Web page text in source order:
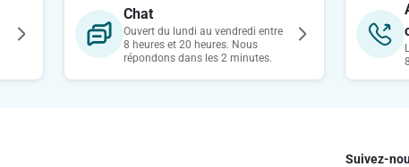
Chat
Ouvert du lundi au vendredi entre
8 heures et 20 heures. Nous
répondons dans les 2 minutes.
Suivez-